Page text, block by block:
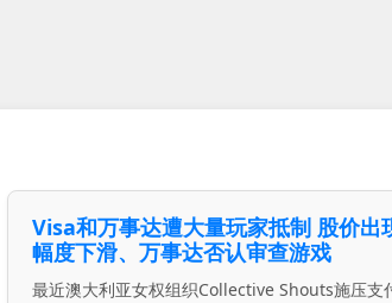
Visa和万事达遭大量玩家抵制 股价出
幅度下滑、万事达否认审查游戏
最近澳大利亚女权组织Collective Shouts施压支